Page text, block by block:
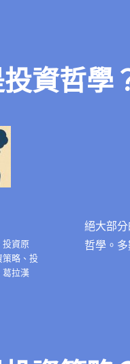
資哲學
絕大部
哲學。
投資原
策略 、投
葛拉漢